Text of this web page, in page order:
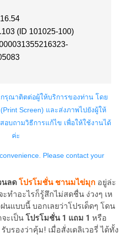
นลด โปรโมชั่น ชานมไข่มุก อยู่ล่ะ
ะทำอะไรก็รู้สึกไม่สดชื่น ง่วงๆ เห
นแบบนี้ บอกเลยว่าโปรเด็ดๆ โดน
ะเป็น โปรโมชั่น 1 แถม 1 หรือ
รับรองว่าคุ้ม! เมื่อสั่งเดลิเวอรี่ ได้ทั้ง